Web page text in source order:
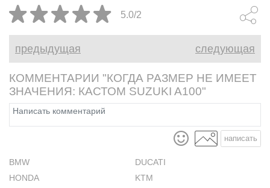
униформу RM.
5.0/2
предыдущая следующая
КОММЕНТАРИИ "КОГДА РАЗМЕР НЕ ИМЕЕТ
ЗНАЧЕНИЯ: КАСТОМ SUZUKI A100"
написать
BMW
DUCATI
HONDA
KTM